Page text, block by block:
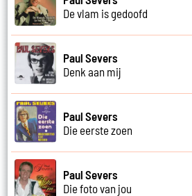
De vlam is gedoofd
Paul Severs
Denk aan mij
Paul Severs
Die eerste zoen
Paul Severs
Die foto van jou